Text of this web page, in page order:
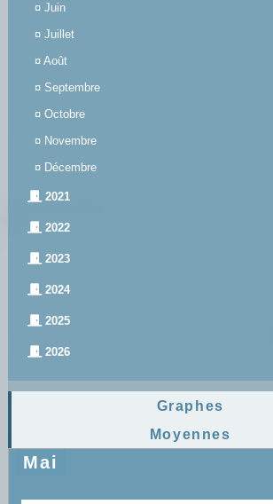
¤ Juin
¤ Juillet
¤ Août
¤ Septembre
¤ Octobre
¤ Novembre
¤ Décembre
2021
2022
2023
2024
2025
2026
Graphes
Moyennes
Mai